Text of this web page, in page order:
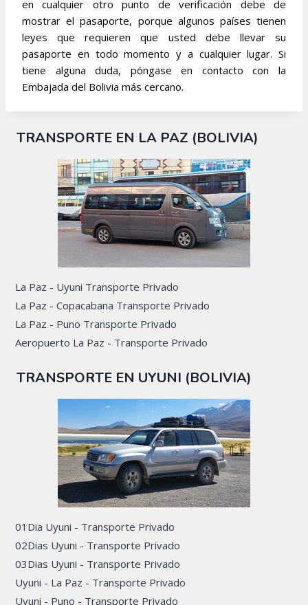
en cualquier otro punto de verificación debe de
mostrar el pasaporte, porque algunos países tienen
leyes que requieren que usted debe llevar su
pasaporte en todo momento y a cualquier lugar. Si
tiene alguna duda, póngase en contacto con la
Embajada del Bolivia más cercano.
TRANSPORTE EN LA PAZ (BOLIVIA)
La Paz - Uyuni Transporte Privado
La Paz - Copacabana Transporte Privado
La Paz - Puno Transporte Privado
Aeropuerto La Paz - Transporte Privado
TRANSPORTE EN UYUNI (BOLIVIA)
01Dia Uyuni - Transporte Privado
02Dias Uyuni - Transporte Privado
03Dias Uyuni - Transporte Privado
Uyuni - La Paz - Transporte Privado
Uyuni - Puno - Transporte Privado